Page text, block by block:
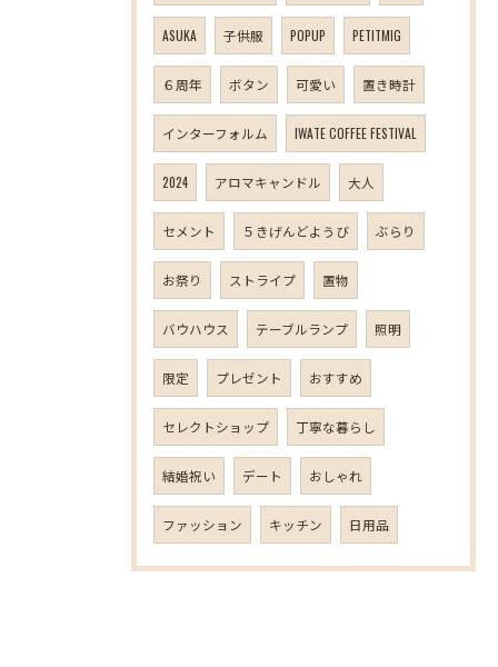
ASUKA 子供服 POPUP PETITMIG
６周年 ボタン 可愛い 置き時計
インターフォルム IWATE COFFEE FESTIVAL
2024 アロマキャンドル 大人
セメント ５きげんどようび ぶらり
お祭り ストライプ 置物
バウハウス テーブルランプ 照明
限定 プレゼント おすすめ
セレクトショップ 丁寧な暮らし
結婚祝い デート おしゃれ
ファッション キッチン 日用品